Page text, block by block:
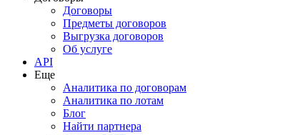
Договоры
Предметы договоров
Выгрузка договоров
Об услуге
API
Еще
Аналитика по договорам
Аналитика по лотам
Блог
Найти партнера